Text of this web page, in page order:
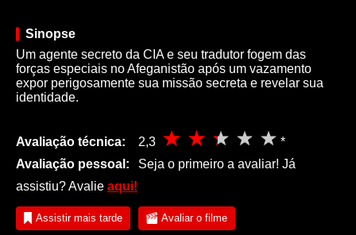
Sinopse
Um agente secreto da CIA e seu tradutor fogem das
forças especiais no Afeganistão após um vazamento
expor perigosamente sua missão secreta e revelar sua
identidade.
Avaliação técnica: 2,3
*
Avaliação pessoal:
Seja o primeiro a avaliar! Já
assistiu? Avalie aqui!
Assistir mais tarde Avaliar o filme